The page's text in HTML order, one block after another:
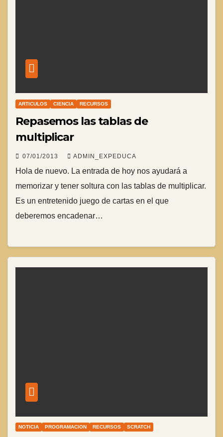
ARTICULOS CIENCIA RECURSOS
Repasemos las tablas de
multiplicar
07/01/2013 ADMIN_EXPEDUCA
Hola de nuevo. La entrada de hoy nos ayudará a
memorizar y tener soltura con las tablas de multiplicar.
Es un entretenido juego de cartas en el que
deberemos encadenar…
NOTICIA PROGRAMACION RECURSOS SCRATCH